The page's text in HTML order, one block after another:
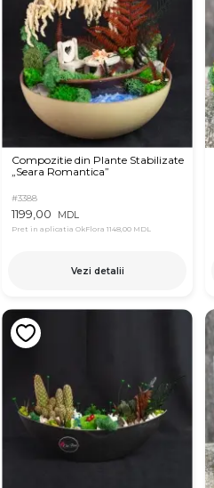
Compozitie din Plante Stabilizate
„Seara Romantica”
#3388
1199,00 MDL
Pret in aplicatia OkFlora 1148,00 MDL
Vezi detalii